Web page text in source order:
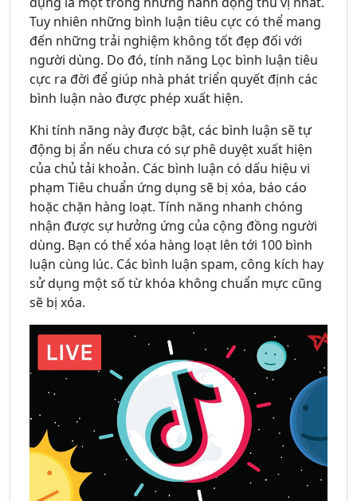
Tuy nhiên những bình luận tiêu cực có thể mang
đến những trải nghiệm không tốt đẹp đối với
người dùng. Do đó, tính năng Lọc bình luận tiêu
cực ra đời để giúp nhà phát triển quyết định các
bình luận nào được phép xuất hiện.
Khi tính năng này được bật, các bình luận sẽ tự
động bị ẩn nếu chưa có sự phê duyệt xuất hiện
của chủ tải khoản. Các bình luận có dấu hiệu vi
phạm Tiêu chuẩn ứng dụng sẽ bị xóa, báo cáo
hoặc chặn hàng loạt. Tính năng nhanh chóng
nhận được sự hưởng ứng của cộng đồng người
dùng. Bạn có thể xóa hàng loạt lên tới 100 bình
luận cùng lúc. Các bình luận spam, công kích hay
sử dụng một số từ khóa không chuẩn mực cũng
sẽ bị xóa.